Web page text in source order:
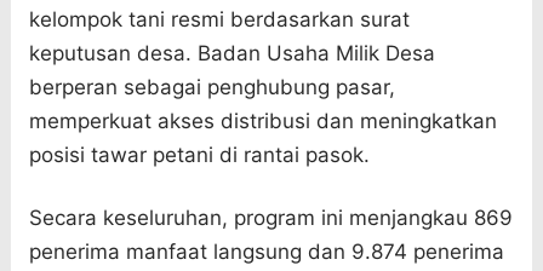
kelompok tani resmi berdasarkan surat
keputusan desa. Badan Usaha Milik Desa
berperan sebagai penghubung pasar,
memperkuat akses distribusi dan meningkatkan
posisi tawar petani di rantai pasok.
Secara keseluruhan, program ini menjangkau 869
penerima manfaat langsung dan 9.874 penerima